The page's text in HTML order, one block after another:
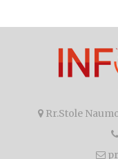
Rr.Stole